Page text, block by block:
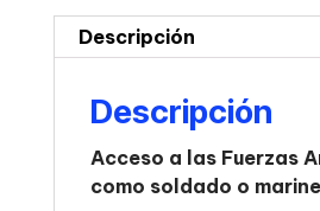
cantidad
Descripción
Descripción
Acceso a las Fuerzas
como soldado o